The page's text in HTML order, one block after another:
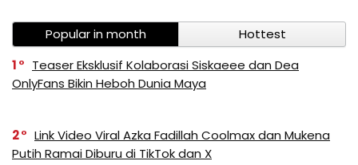
Popular in month
Hottest
1
Teaser Eksklusif Kolaborasi Siskaeee dan Dea
OnlyFans Bikin Heboh Dunia Maya
2
Link Video Viral Azka Fadillah Coolmax dan Mukena
Putih Ramai Diburu di TikTok dan X